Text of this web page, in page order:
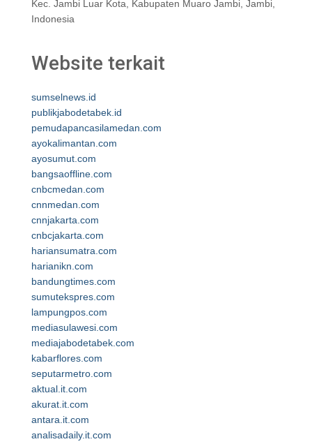
Kec. Jambi Luar Kota, Kabupaten Muaro Jambi, Jambi,
Indonesia
Website terkait
sumselnews.id
publikjabodetabek.id
pemudapancasilamedan.com
ayokalimantan.com
ayosumut.com
bangsaoffline.com
cnbcmedan.com
cnnmedan.com
cnnjakarta.com
cnbcjakarta.com
hariansumatra.com
harianikn.com
bandungtimes.com
sumutekspres.com
lampungpos.com
mediasulawesi.com
mediajabodetabek.com
kabarflores.com
seputarmetro.com
aktual.it.com
akurat.it.com
antara.it.com
analisadaily.it.com